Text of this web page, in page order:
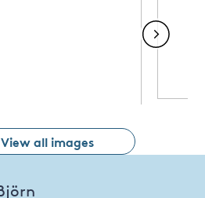
View all images